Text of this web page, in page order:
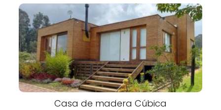
Casa de madera Cúbica